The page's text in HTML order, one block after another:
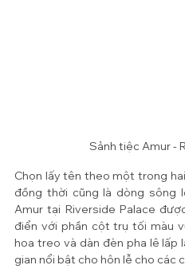
Sảnh tiệc Amur -
Chọn lấy tên theo một trong
đồng thời cũng là dòng sông
Amur tại Riverside Palace
điển với phần cột trụ tối màu
hoa treo và dàn đèn pha lê lấp
gian nổi bật cho hôn lễ cho các